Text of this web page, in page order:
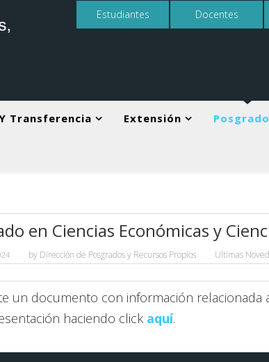
Estudiantes Docentes
Transferencia Extensión Posgrado
en Ciencias Económicas y
by Dirección de Posgrados y Recursos Propios Ultimas
un documento con información relacionada
haciendo click aquí.